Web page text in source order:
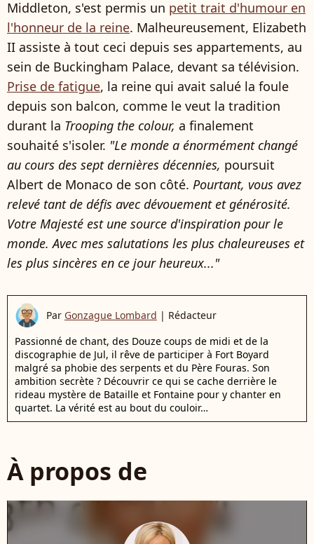
Middleton, s'est permis un petit trait d'humour en
l'honneur de la reine. Malheureusement, Elizabeth
II assiste à tout ceci depuis ses appartements, au
sein de Buckingham Palace, devant sa télévision.
Prise de fatigue, la reine qui avait salué la foule
depuis son balcon, comme le veut la tradition
durant la Trooping the colour, a finalement
souhaité s'isoler. "Le monde a énormément changé
au cours des sept dernières décennies, poursuit
Albert de Monaco de son côté. Pourtant, vous avez
relevé tant de défis avec dévouement et générosité.
Votre Majesté est une source d'inspiration pour le
monde.Avec mes salutations les plus chaleureuses et
les plus sincères en ce jour heureux..."
Par Gonzague Lombard | Rédacteur
Passionné de chant, des Douze coups de midi et de la
discographie de Jul, il rêve de participer à Fort Boyard
malgré sa phobie des serpents et du Père Fouras. Son
ambition secrète ? Découvrir ce qui se cache derrière le
rideau mystère de Bataille et Fontaine pour y chanter en
quartet. La vérité est au bout du couloir…
À propos de